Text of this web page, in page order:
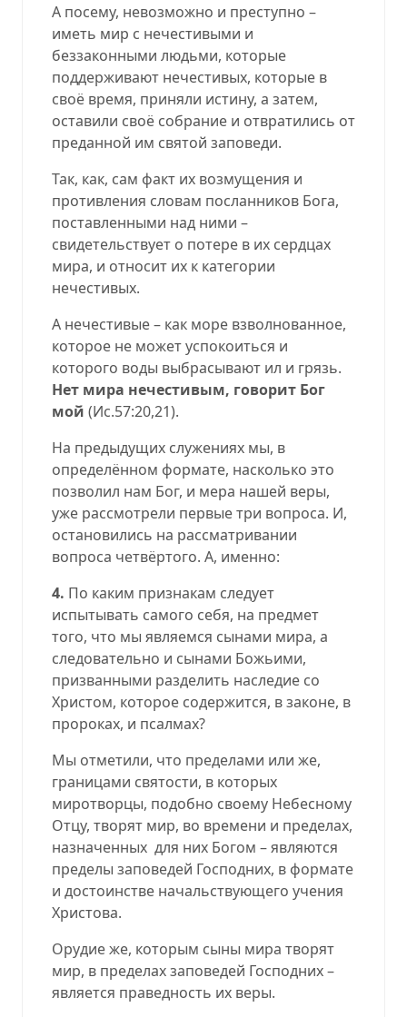
А посему, невозможно и преступно –
иметь мир с нечестивыми и
беззаконными людьми, которые
поддерживают нечестивых, которые в
своё время, приняли истину, а затем,
оставили своё собрание и отвратились от
преданной им святой заповеди.
Так, как, сам факт их возмущения и
противления словам посланников Бога,
поставленными над ними –
свидетельствует о потере в их сердцах
мира, и относит их к категории
нечестивых.
А нечестивые – как море взволнованное,
которое не может успокоиться и
которого воды выбрасывают ил и грязь.
Нет мира нечестивым, говорит Бог
мой (Ис.57:20,21).
На предыдущих служениях мы, в
определённом формате, насколько это
позволил нам Бог, и мера нашей веры,
уже рассмотрели первые три вопроса. И,
остановились на рассматривании
вопроса четвёртого. А, именно:
4. По каким признакам следует
испытывать самого себя, на предмет
того, что мы являемся сынами мира, а
следовательно и сынами Божьими,
призванными разделить наследие со
Христом, которое содержится, в законе, в
пророках, и псалмах?
Мы отметили, что пределами или же,
границами святости, в которых
миротворцы, подобно своему Небесному
Отцу, творят мир, во времени и пределах,
назначенных для них Богом – являются
пределы заповедей Господних, в формате
и достоинстве начальствующего учения
Христова.
Орудие же, которым сыны мира творят
мир, в пределах заповедей Господних –
является праведность их веры.